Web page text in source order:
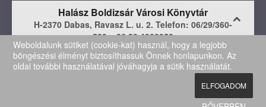
Kölcsönzés
Könyvtári foglalkozások
Könyvtárközi kölcsönzés
Nyomtatás
Olvasóterem
Halász Boldizsár Városi Könyvtár
H-2370 Dabas, Ravasz L. u. 2. Telefon: 06/29/360-
529, +36 30 4382352
e-mail:dabasikonyvtar@gmail.com
Copyright © 2015 - 2020 Halász Boldizsár Városi Könyvtár - Weboldal:Tomor
Weboldalunk sütiket (cookie-kat) használ, hogy a legjobb
böngészési élményt biztosíthassuk Önnek honlapunkon. Az
oldal további használatával jóváhagyja a sütik használatát.
ELFOGADOM